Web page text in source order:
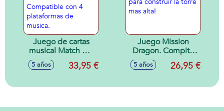
Juego de cartas
musical Match My
Beat Original. Mas
de 200 canciones.
plataformas de
5 años 33,95 €
Juego Mission
Dragon. Compite
para construir la
torre mas alta!
5 años 26,95 €